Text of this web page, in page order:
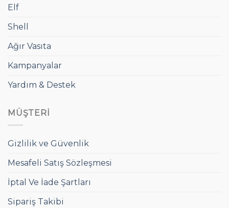
Elf
Shell
Ağır Vasıta
Kampanyalar
Yardım & Destek
MÜŞTERI
Gizlilik ve Güvenlik
Mesafeli Satış Sözleşmesi
İptal Ve İade Şartları
Sipariş Takibi